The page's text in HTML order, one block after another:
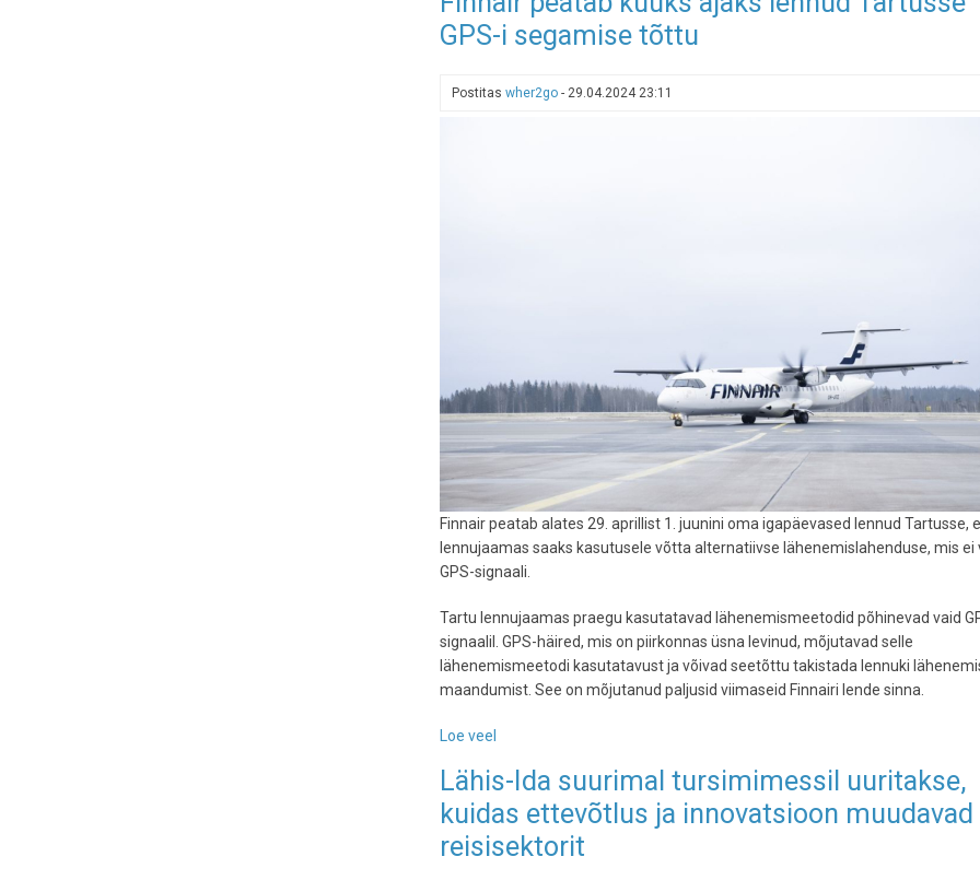
tutvustab
uusi
ikoonilisi
maailma
GPS-i segamise tõttu
Postitas wher2go - 29.04.2024 23:11
Finnair peatab alates 29. aprillist 1. juunini oma igapäevased lennud Tartusse,
lennujaamas saaks kasutusele võtta alternatiivse lähenemislahenduse, mis ei
GPS-signaali.
Tartu lennujaamas praegu kasutatavad lähenemismeetodid põhinevad vaid
signaalil. GPS-häired, mis on piirkonnas üsna levinud, mõjutavad selle
lähenemismeetodi kasutatavust ja võivad seetõttu takistada lennuki
maandumist. See on mõjutanud paljusid viimaseid Finnairi lende sinna.
Loe veel
peatab
kuuks
ajaks
lennud
Lähis-Ida suurimal tursimimessil uuritakse,
kuidas ettevõtlus ja innovatsioon muudavad
reisisektorit